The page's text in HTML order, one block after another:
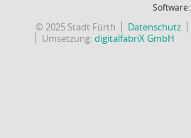
Software:
© 2025 Stadt Fürth Datenschutz
Umsetzung:digitalfabriX GmbH